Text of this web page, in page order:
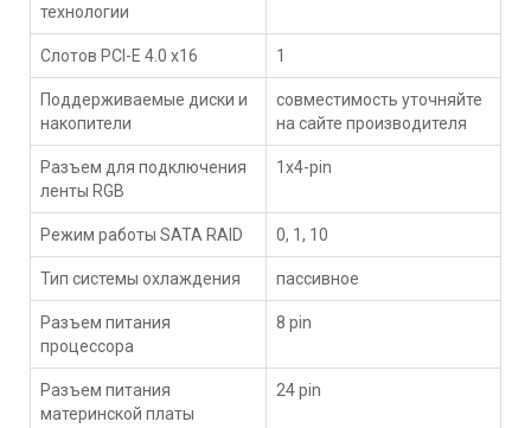
технологии
Слотов PCI-E 4.0 x16 1
Поддерживаемые диски и
накопители
совместимость уточняйте
на сайте производителя
Разъем для подключения
ленты RGB
1x4-pin
Режим работы SATA RAID 0, 1, 10
Тип системы охлаждения пассивное
Разъем питания
процессора
8 pin
Разъем питания
материнской платы
24 pin